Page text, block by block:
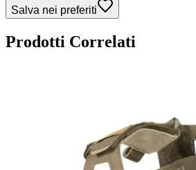
Salva nei preferiti
Prodotti Correlati